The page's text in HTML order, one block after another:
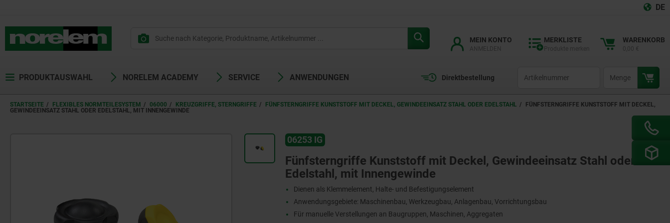
DE
MEIN KONTO MERKLISTE WARENKORB
PRODUKTAUSWAHL NORELEM ACADEMY SERVICE ANWENDUNGEN Direktbestellung
STARTSEITE FLEXIBLES NORMTEILESYSTEM 06000 KREUZGRIFFE, STERNGRIFFE FÜNFSTERNGRIFFE KUNSTSTOFF MIT DECKEL, GEWINDEEINSATZ STAHL ODER EDELSTAHL
FÜNFSTERNGRIFFE KUNSTSTOFF MIT DECKEL,
GEWINDEEINSATZ STAHL ODER EDELSTAHL, MIT INNENGEWINDE
06253 IG
Fünfsterngriffe Kunststoff mit Deckel, Gewindeeinsatz Stahl oder
Edelstahl, mit Innengewinde
Dienen als Klemmelement, Halte- und Befestigungselement
Anwendungsgebiete: Maschinenbau, Werkzeugbau, Anlagenbau, Vorrichtungsbau
Für manuelle Verstellungen an Baugruppen, Maschinen, Aggregaten